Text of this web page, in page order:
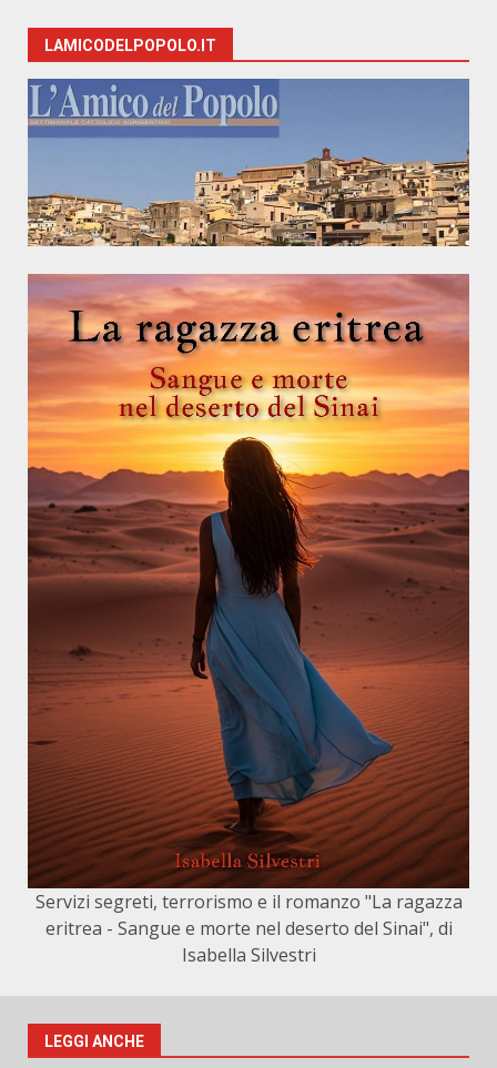
LAMICODELPOPOLO.IT
Servizi segreti, terrorismo e il romanzo "La ragazza
eritrea - Sangue e morte nel deserto del Sinai", di
Isabella Silvestri
LEGGI ANCHE